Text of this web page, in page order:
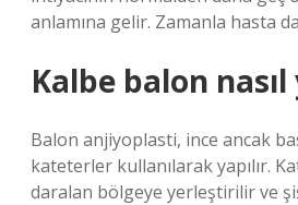
anlamına gelir. Zamanla hasta
Kalbe balon nasıl
Balon anjiyoplasti, ince ancak
kateterler kullanılarak yapılır.
daralan bölgeye yerleştirilir ve